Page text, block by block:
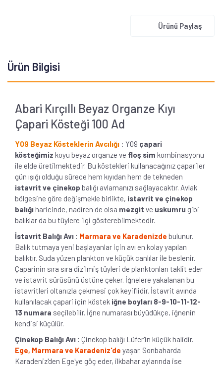
Ürünü Paylaş
Ürün Bilgisi
Abari Kırçıllı Beyaz Organze Kıyı
Çapari Kösteği 100 Ad
Y09 Beyaz Kösteklerin Avcılığı : Y09 çapari
kösteğimiz koyu beyaz organze ve floş sim kombinasyonu
ile elde üretilmektedir. Bu köstekleri kullanacağınız çapariler
gün ışığı olduğu sürece hem kıyıdan hem de tekneden
istavrit ve çinekop balığı avlamanızı sağlayacaktır. Avlak
bölgesine göre değişmekle birlikte, istavrit ve çinekop
balığı haricinde, nadiren de olsa mezgit ve uskumru gibi
balıklar da bu tüylere ilgi gösterebilmektedir.
İstavrit Balığı Avı : Marmara ve Karadenizde bulunur.
Balık tutmaya yeni başlayanlar için avı en kolay yapılan
balıktır. Suda yüzen plankton ve küçük canlılar ile beslenir.
Çaparinin sıra sıra dizilmiş tüyleri de planktonları taklit eder
ve istavrit sürüsünü üstüne çeker. İğnelere yakalanan bu
istavritleri oltanızla çekmesi çok keyiflidir. İstavrit avında
kullanılacak çapari için köstek iğne boyları 8-9-10-11-12-
13 numara seçilebilir. İğne numarası büyüdükçe, iğnenin
kendisi küçülür.
Çinekop Balığı Avı : Çinekop balığı Lüfer'in küçük halidir.
Ege, Marmara ve Karadeniz'de yaşar. Sonbaharda
Karadeniz'den Ege'ye göç eder, ilkbahar aylarında ise